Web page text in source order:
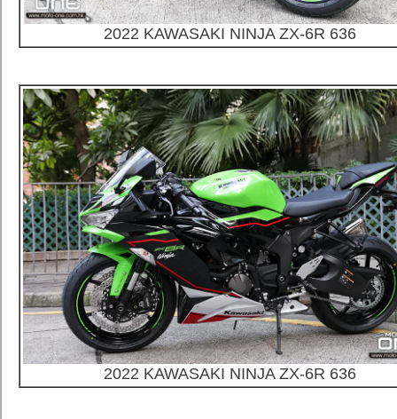
2022 KAWASAKI NINJA ZX-6R 636
2022 KAWASAKI NINJA ZX-6R 636